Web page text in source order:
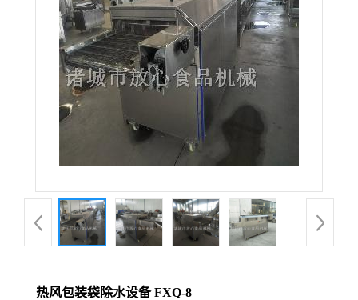
热风包装袋除水设备 FXQ-8